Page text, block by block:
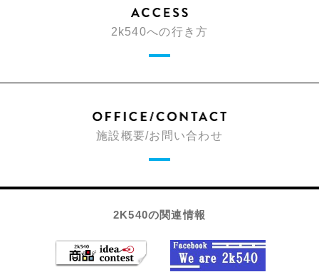
2k540への行き方
施設概要/お問い合わせ
2K540の関連情報